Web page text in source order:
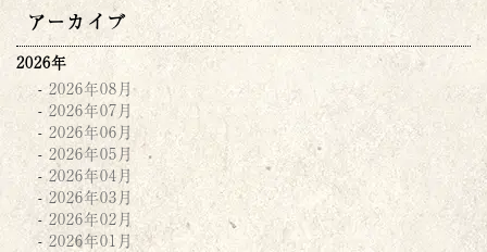
アーカイブ
2026年
2026年08月
2026年07月
2026年06月
2026年05月
2026年04月
2026年03月
2026年02月
2026年01月